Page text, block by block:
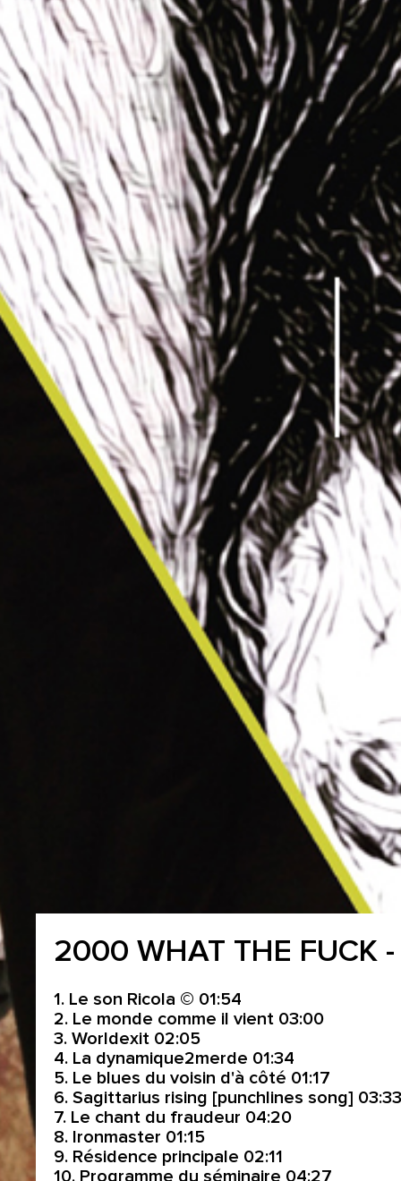
2000 WHAT THE FUCK
1. Le son Ricola © 01:54
2. Le monde comme il vient 03:00
3. Worldexit 02:05
4. La dynamique2merde 01:34
5. Le blues du voisin d'à côté 01:17
6. Sagittarius rising [punchlines song]
7. Le chant du fraudeur 04:20
8. Ironmaster 01:15
9. Résidence principale 02:11
10. Programme du séminaire 04:27